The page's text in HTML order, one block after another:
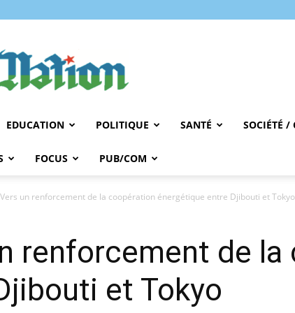
NATION
EDUCATION POLITIQUE SANTÉ SOCIÉTÉ /
FOCUS PUB/COM
Vers un renforcement de la coopération énergétique entre Djibouti et Tokyo
renforcement de
et Tokyo